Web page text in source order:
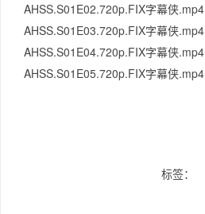
AHSS.S01E02.720p.FIX字幕侠.mp4
AHSS.S01E03.720p.FIX字幕侠.mp4
AHSS.S01E04.720p.FIX字幕侠.mp4
AHSS.S01E05.720p.FIX字幕侠.mp4
标签：